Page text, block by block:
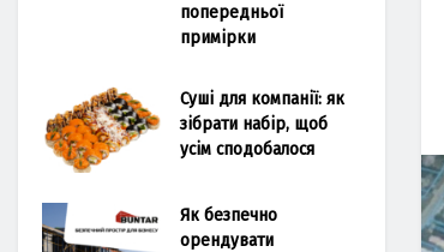
попередньої
примірки
Суші для компанії: як
зібрати набір, щоб
усім сподобалося
Як безпечно
орендувати